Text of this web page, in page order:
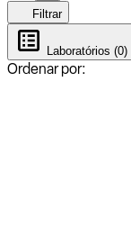
Filtrar
Laboratórios (0)
Ordenar por: